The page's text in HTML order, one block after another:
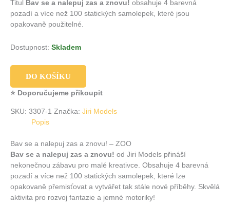
Titul Bav se a nalepuj zas a znovu! obsahuje 4 barevná
pozadí a více než 100 statických samolepek, které jsou
opakovaně použitelné.
Dostupnost: Skladem
DO KOŠÍKU
⭐ Doporučujeme přikoupit
SKU: 3307-1 Značka: Jiri Models
Popis
Bav se a nalepuj zas a znovu! – ZOO
Bav se a nalepuj zas a znovu! od Jiri Models přináší
nekonečnou zábavu pro malé kreativce. Obsahuje 4 barevná
pozadí a více než 100 statických samolepek, které lze
opakovaně přemisťovat a vytvářet tak stále nové příběhy. Skvělá
aktivita pro rozvoj fantazie a jemné motoriky!